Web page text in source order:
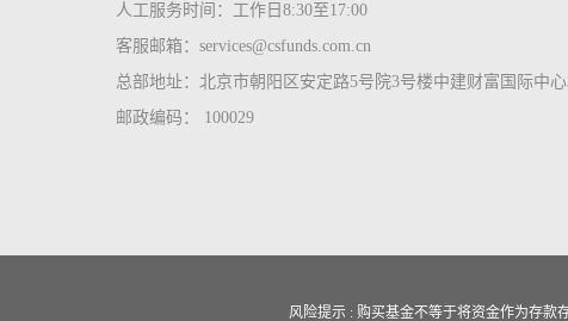
人工服务时间：工作日8:30至17:00
客服邮箱：services@csfunds.com.cn
总部地址：北京市朝阳区安定路5号院3号楼中建财富国际中
邮政编码： 100029
风险提示 : 购买基金不等于将资金作为存款